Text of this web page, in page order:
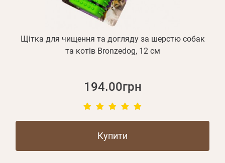
Щітка для чищення та догляду за шерстю собак
та котів Bronzedog, 12 см
194.00грн
Купити